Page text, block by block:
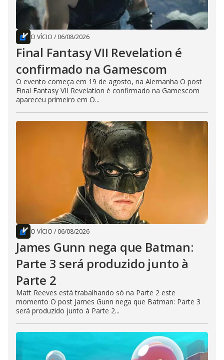
O VÍCIO / 06/08/2026
Final Fantasy VII Revelation é
confirmado na Gamescom
O evento começa em 19 de agosto, na Alemanha O post
Final Fantasy VII Revelation é confirmado na Gamescom
apareceu primeiro em O...
O VÍCIO / 06/08/2026
James Gunn nega que Batman:
Parte 3 será produzido junto à
Parte 2
Matt Reeves está trabalhando só na Parte 2 este
momento O post James Gunn nega que Batman: Parte 3
será produzido junto à Parte 2...